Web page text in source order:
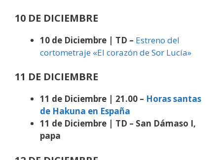
10 DE DICIEMBRE
10 de Diciembre | TD – Estreno del
cortometraje «El corazón de Sor Lucía»
11 DE DICIEMBRE
11 de Diciembre | 21.00 – Horas santas
de Hakuna en España
11 de Diciembre | TD – San Dámaso I,
papa